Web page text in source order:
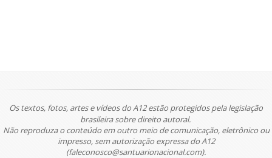
Os textos, fotos, artes e vídeos do A12 estão protegidos pela legislação
brasileira sobre direito autoral.
Não reproduza o conteúdo em outro meio de comunicação, eletrônico ou
impresso, sem autorização expressa do A12
(faleconosco@santuarionacional.com).